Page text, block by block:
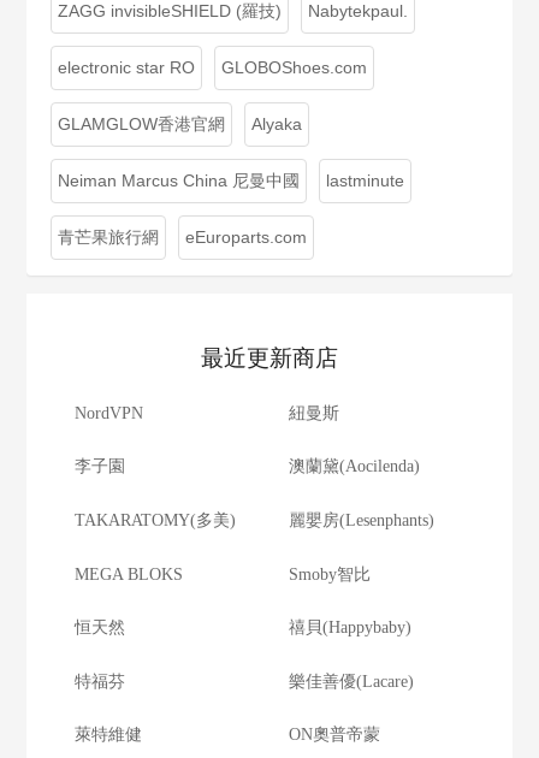
ZAGG invisibleSHIELD (羅技) Nabytekpaul.
electronic star RO GLOBOShoes.com
GLAMGLOW香港官網 Alyaka
Neiman Marcus China 尼曼中國 lastminute
青芒果旅行網 eEuroparts.com
最近更新商店
NordVPN 紐曼斯
李子園 澳蘭黛(Aocilenda)
TAKARATOMY(多美) 麗嬰房(Lesenphants)
MEGA BLOKS Smoby智比
恒天然 禧貝(Happybaby)
特福芬 樂佳善優(Lacare)
萊特維健 ON奧普帝蒙